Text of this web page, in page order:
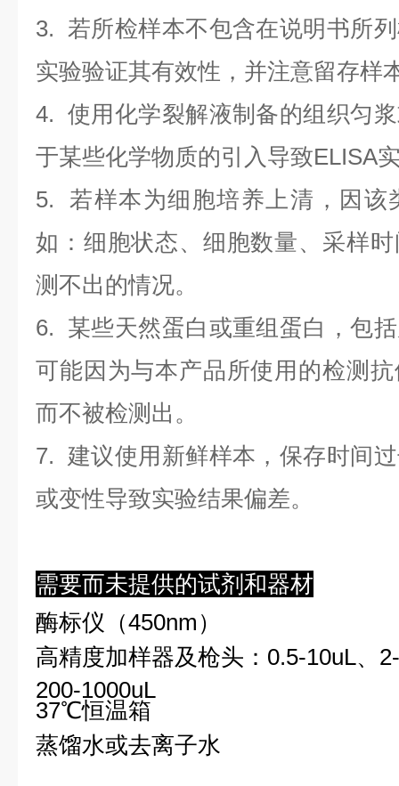
3. 若所检样本不包含在说明书所
实验验证其有效性，并注意留存样
4. 使用化学裂解液制备的组织匀
于某些化学物质的引入导致ELISA
5. 若样本为细胞培养上清，因该
如：细胞状态、细胞数量、采样
测不出的情况。
6. 某些天然蛋白或重组蛋白，包
可能因为与本产品所使用的检测
而不被检测出。
7. 建议使用新鲜样本，保存时间
或变性导致实验结果偏差。
需要而未提供的试剂和器材
酶标仪（450nm）
高精度加样器及枪头：0.5-10uL、
200-1000uL
37℃恒温箱
蒸馏水或去离子水